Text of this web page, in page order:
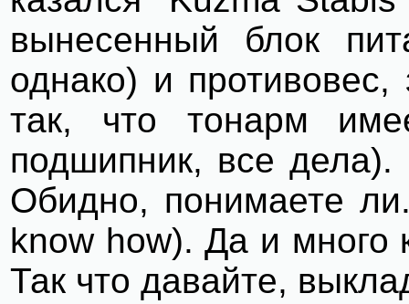
вынесенный блок
однако) и
так, что тонарм
подшипник, все
Обидно, понимаете
know how). Да и много
Так что давайте,